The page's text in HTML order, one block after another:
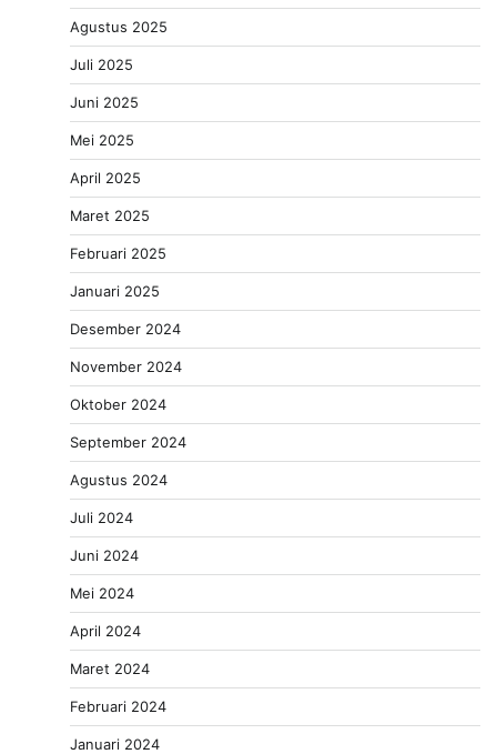
Agustus 2025
Juli 2025
Juni 2025
Mei 2025
April 2025
Maret 2025
Februari 2025
Januari 2025
Desember 2024
November 2024
Oktober 2024
September 2024
Agustus 2024
Juli 2024
Juni 2024
Mei 2024
April 2024
Maret 2024
Februari 2024
Januari 2024